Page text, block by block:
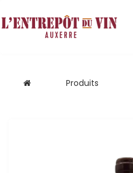
Produits